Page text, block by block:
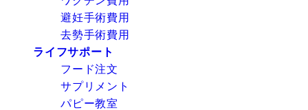
避妊手術費用
去勢手術費用
ライフサポート
フード注文
サプリメント
パピー教室